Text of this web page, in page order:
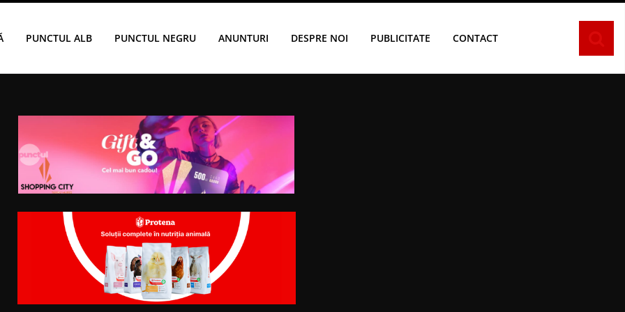
PUNCTUL ALB PUNCTUL NEGRU ANUNTURI DESPRE NOI PUBLICITATE CONTACT